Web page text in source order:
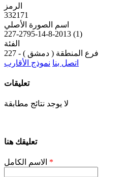
الرمز
332171
اسم الصورة الأصلي
227-2795-14-8-2013 (1)
الفئة
227 - فرع المنطقة ( دمشق )
اتصل بنا نموذج الأقارب
تعليقات
لا يوجد نتائج مطابقة
تعليقك هنا
*